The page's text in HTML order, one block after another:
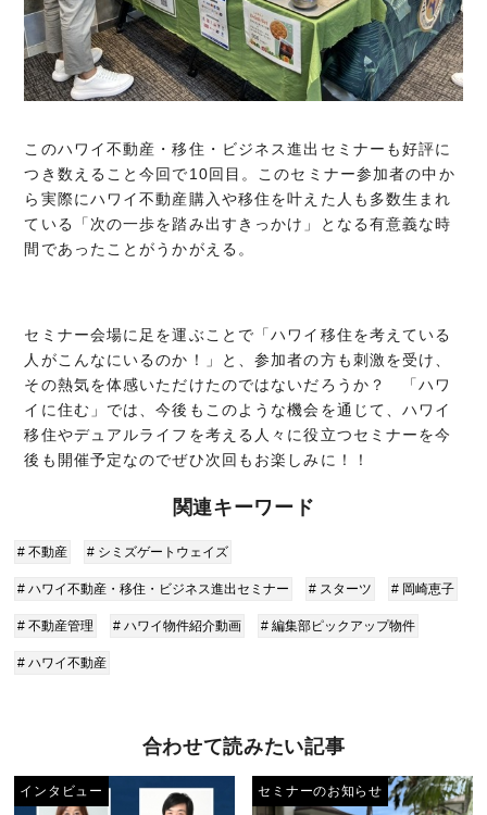
このハワイ不動産・移住・ビジネス進出セミナーも好評に
つき数えること今回で10回目。このセミナー参加者の中か
ら実際にハワイ不動産購入や移住を叶えた人も多数生まれ
ている「次の一歩を踏み出すきっかけ」となる有意義な時
間であったことがうかがえる。
セミナー会場に足を運ぶことで「ハワイ移住を考えている
人がこんなにいるのか！」と、参加者の方も刺激を受け、
その熱気を体感いただけたのではないだろうか？ 「ハワ
イに住む」では、今後もこのような機会を通じて、ハワイ
移住やデュアルライフを考える人々に役立つセミナーを今
後も開催予定なのでぜひ次回もお楽しみに！！
関連キーワード
# 不動産 # シミズゲートウェイズ
# ハワイ不動産・移住・ビジネス進出セミナー # スターツ # 岡崎恵子
# 不動産管理 # ハワイ物件紹介動画 # 編集部ピックアップ物件
# ハワイ不動産
合わせて読みたい記事
インタビュー セミナーのお知らせ